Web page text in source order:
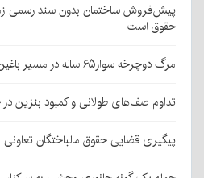
پیش‌فروش ساختمان بدون سند رسمی
حقوق است
مرگ دوچرخه سوار۶۵ ساله در مسیر باغین
تداوم صف‌های طولانی و کمبود بنزین
پیگیری قضایی حقوق مالباختگان